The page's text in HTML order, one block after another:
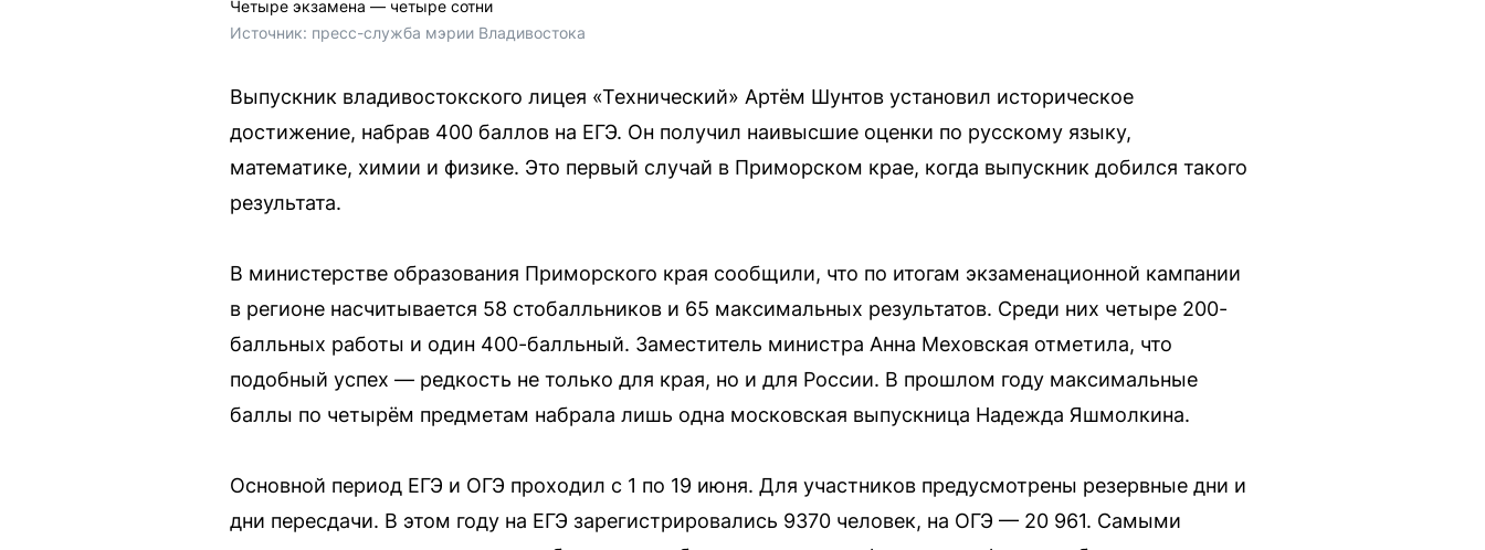
Четыре экзамена — четыре сотни
Источник: пресс-служба мэрии Владивостока
Выпускник владивостокского лицея «Технический» Артём Шунтов установил историческое
достижение, набрав 400 баллов на ЕГЭ. Он получил наивысшие оценки по русскому языку,
математике, химии и физике. Это первый случай в Приморском крае, когда выпускник добился такого
результата.
В министерстве образования Приморского края сообщили, что по итогам экзаменационной кампании
в регионе насчитывается 58 стобалльников и 65 максимальных результатов. Среди них четыре 200-
балльных работы и один 400-балльный. Заместитель министра Анна Меховская отметила, что
подобный успех — редкость не только для края, но и для России. В прошлом году максимальные
баллы по четырём предметам набрала лишь одна московская выпускница Надежда Яшмолкина.
Основной период ЕГЭ и ОГЭ проходил с 1 по 19 июня. Для участников предусмотрены резервные дни и
дни пересдачи. В этом году на ЕГЭ зарегистрировались 9370 человек, на ОГЭ — 20 961. Самыми